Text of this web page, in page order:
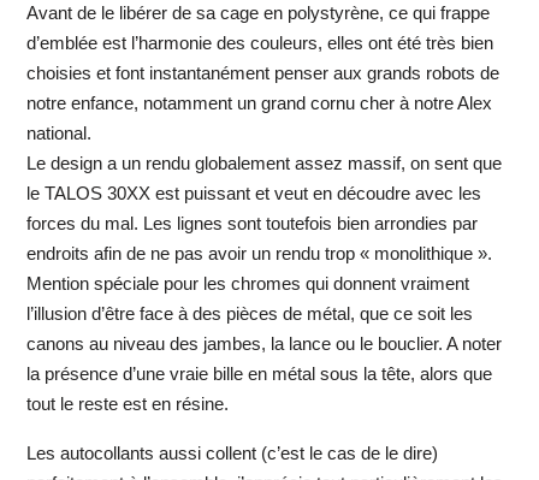
Avant de le libérer de sa cage en polystyrène, ce qui frappe
d’emblée est l’harmonie des couleurs, elles ont été très bien
choisies et font instantanément penser aux grands robots de
notre enfance, notamment un grand cornu cher à notre Alex
national.
Le design a un rendu globalement assez massif, on sent que
le TALOS 30XX est puissant et veut en découdre avec les
forces du mal. Les lignes sont toutefois bien arrondies par
endroits afin de ne pas avoir un rendu trop « monolithique ».
Mention spéciale pour les chromes qui donnent vraiment
l’illusion d’être face à des pièces de métal, que ce soit les
canons au niveau des jambes, la lance ou le bouclier. A noter
la présence d’une vraie bille en métal sous la tête, alors que
tout le reste est en résine.
Les autocollants aussi collent (c’est le cas de le dire)